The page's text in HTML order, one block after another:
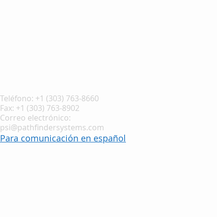
Teléfono: +1 (303) 763-8660
Fax: +1 (303) 763-8902
Correo electrónico:
psi@pathfindersystems.com
Para comunicación en español